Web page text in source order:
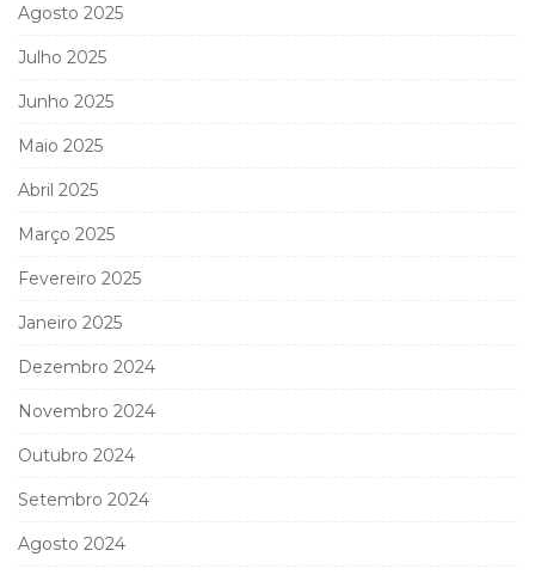
Agosto 2025
Julho 2025
Junho 2025
Maio 2025
Abril 2025
Março 2025
Fevereiro 2025
Janeiro 2025
Dezembro 2024
Novembro 2024
Outubro 2024
Setembro 2024
Agosto 2024